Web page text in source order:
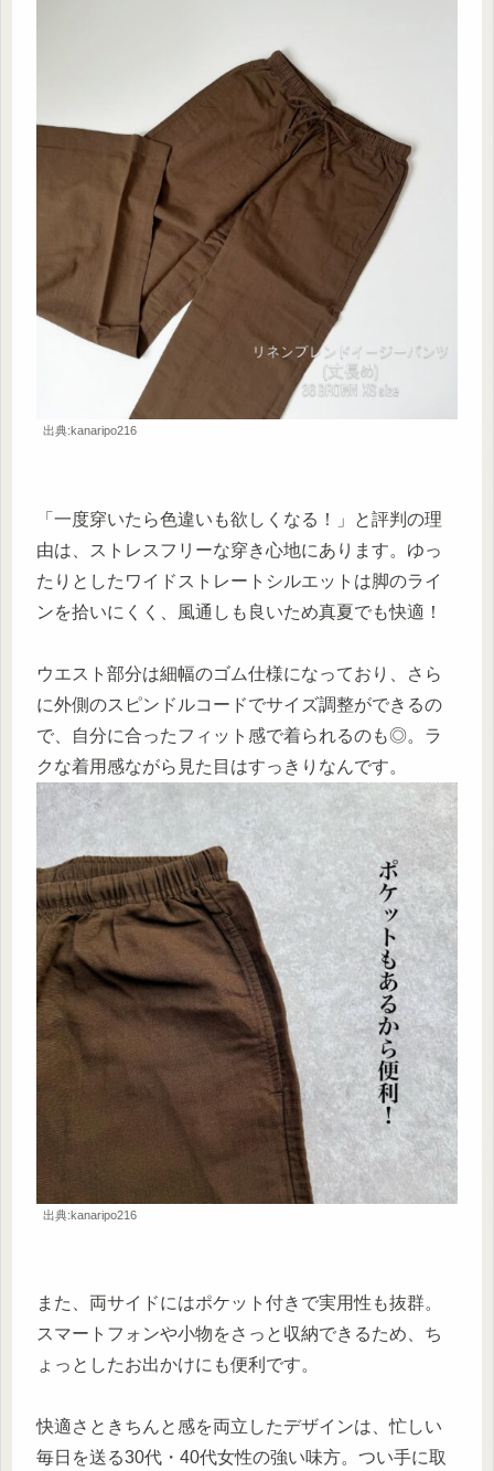
出典:kanaripo216
「一度穿いたら色違いも欲しくなる！」と評判の理
由は、ストレスフリーな穿き心地にあります。ゆっ
たりとしたワイドストレートシルエットは脚のライ
ンを拾いにくく、風通しも良いため真夏でも快適！
ウエスト部分は細幅のゴム仕様になっており、さら
に外側のスピンドルコードでサイズ調整ができるの
で、自分に合ったフィット感で着られるのも◎。ラ
クな着用感ながら見た目はすっきりなんです。
出典:kanaripo216
また、両サイドにはポケット付きで実用性も抜群。
スマートフォンや小物をさっと収納できるため、ち
ょっとしたお出かけにも便利です。
快適さときちんと感を両立したデザインは、忙しい
毎日を送る30代・40代女性の強い味方。つい手に取